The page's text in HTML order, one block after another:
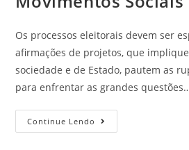
Os processos eleitorais devem ser
afirmações de projetos, que
sociedade e de Estado, pautem as
para enfrentar as grandes
Continue Lendo